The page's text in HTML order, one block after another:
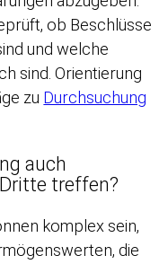
ob Beschlüsse
und welche
sind. Orientierung
zu Durchsuchung
auch
treffen?
komplex sein,
die